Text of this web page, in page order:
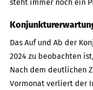
steht immer noch ein
Das Auf und Ab der
2024 zu beobachten
Nach dem deutlichen
Vormonat verliert der